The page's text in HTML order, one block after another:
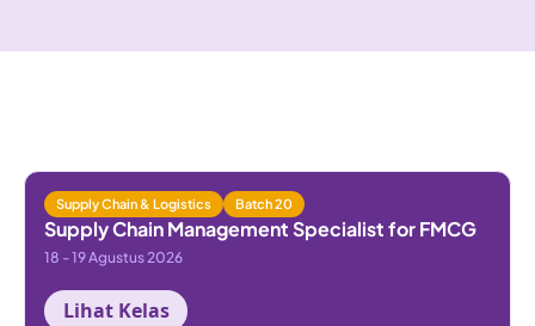
Supply Chain & Logistics Batch 20
Supply Chain Management Specialist for FMCG
18 - 19 Agustus 2026
Lihat Kelas